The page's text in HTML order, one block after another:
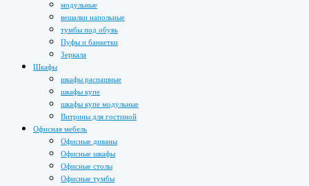
модульные
вешалки напольные
тумбы под обувь
Пуфы и банкетки
Зеркала
Шкафы
шкафы распашные
шкафы купе
шкафы купе модульные
Витрины для гостиной
Офисная мебель
Офисные диваны
Офисные шкафы
Офисные столы
Офисные тумбы